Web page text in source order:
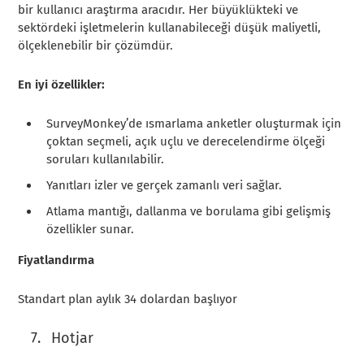
bir kullanıcı araştırma aracıdır. Her büyüklükteki ve
sektördeki işletmelerin kullanabileceği düşük maliyetli,
ölçeklenebilir bir çözümdür.
En iyi özellikler:
SurveyMonkey’de ısmarlama anketler oluşturmak için
çoktan seçmeli, açık uçlu ve derecelendirme ölçeği
soruları kullanılabilir.
Yanıtları izler ve gerçek zamanlı veri sağlar.
Atlama mantığı, dallanma ve borulama gibi gelişmiş
özellikler sunar.
Fiyatlandırma
Standart plan aylık 34 dolardan başlıyor
Hotjar